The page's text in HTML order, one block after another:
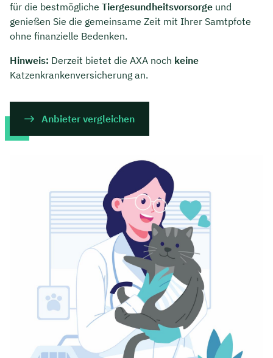
für die bestmögliche Tiergesundheitsvorsorge und
genießen Sie die gemeinsame Zeit mit Ihrer Samtpfote
ohne finanzielle Bedenken.
Hinweis: Derzeit bietet die AXA noch keine
Katzenkrankenversicherung an.
Anbieter vergleichen